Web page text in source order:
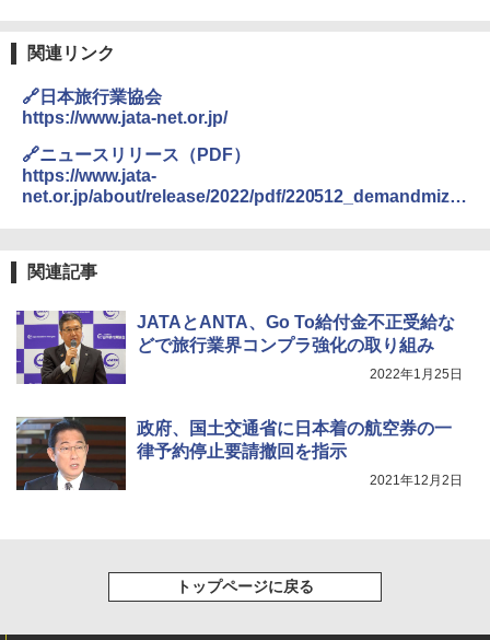
[キャンパーズコレクション 山善] 傘みたいに
￥8,991
Coleman(コールマン) ツーリングドーム/LD
収納 コンパクト 簡単設営 カンガルーテント
ソロキャンプ ソロテント
ポインターライト 強力 小型 緑色/赤色/青紫色
USB充電式 高精度 超長距離照射 長時間使用
ンパクト多機能設計 持ち運び便利 アウトド
電動エアーポンプ SUP用 20PSI 電動ポンプ
ゴムボート 空気入れ 空気抜き 自動停止 過熱
関連リンク
🔗日本旅行業協会
https://www.jata-net.or.jp/
🔗ニュースリリース（PDF）
https://www.jata-
net.or.jp/about/release/2022/pdf/220512_demandmizu
関連記事
JATAとANTA、Go To給付金不正受給な
どで旅行業界コンプラ強化の取り組み
2022年1月25日
政府、国土交通省に日本着の航空券の一
律予約停止要請撤回を指示
2021年12月2日
トップページに戻る